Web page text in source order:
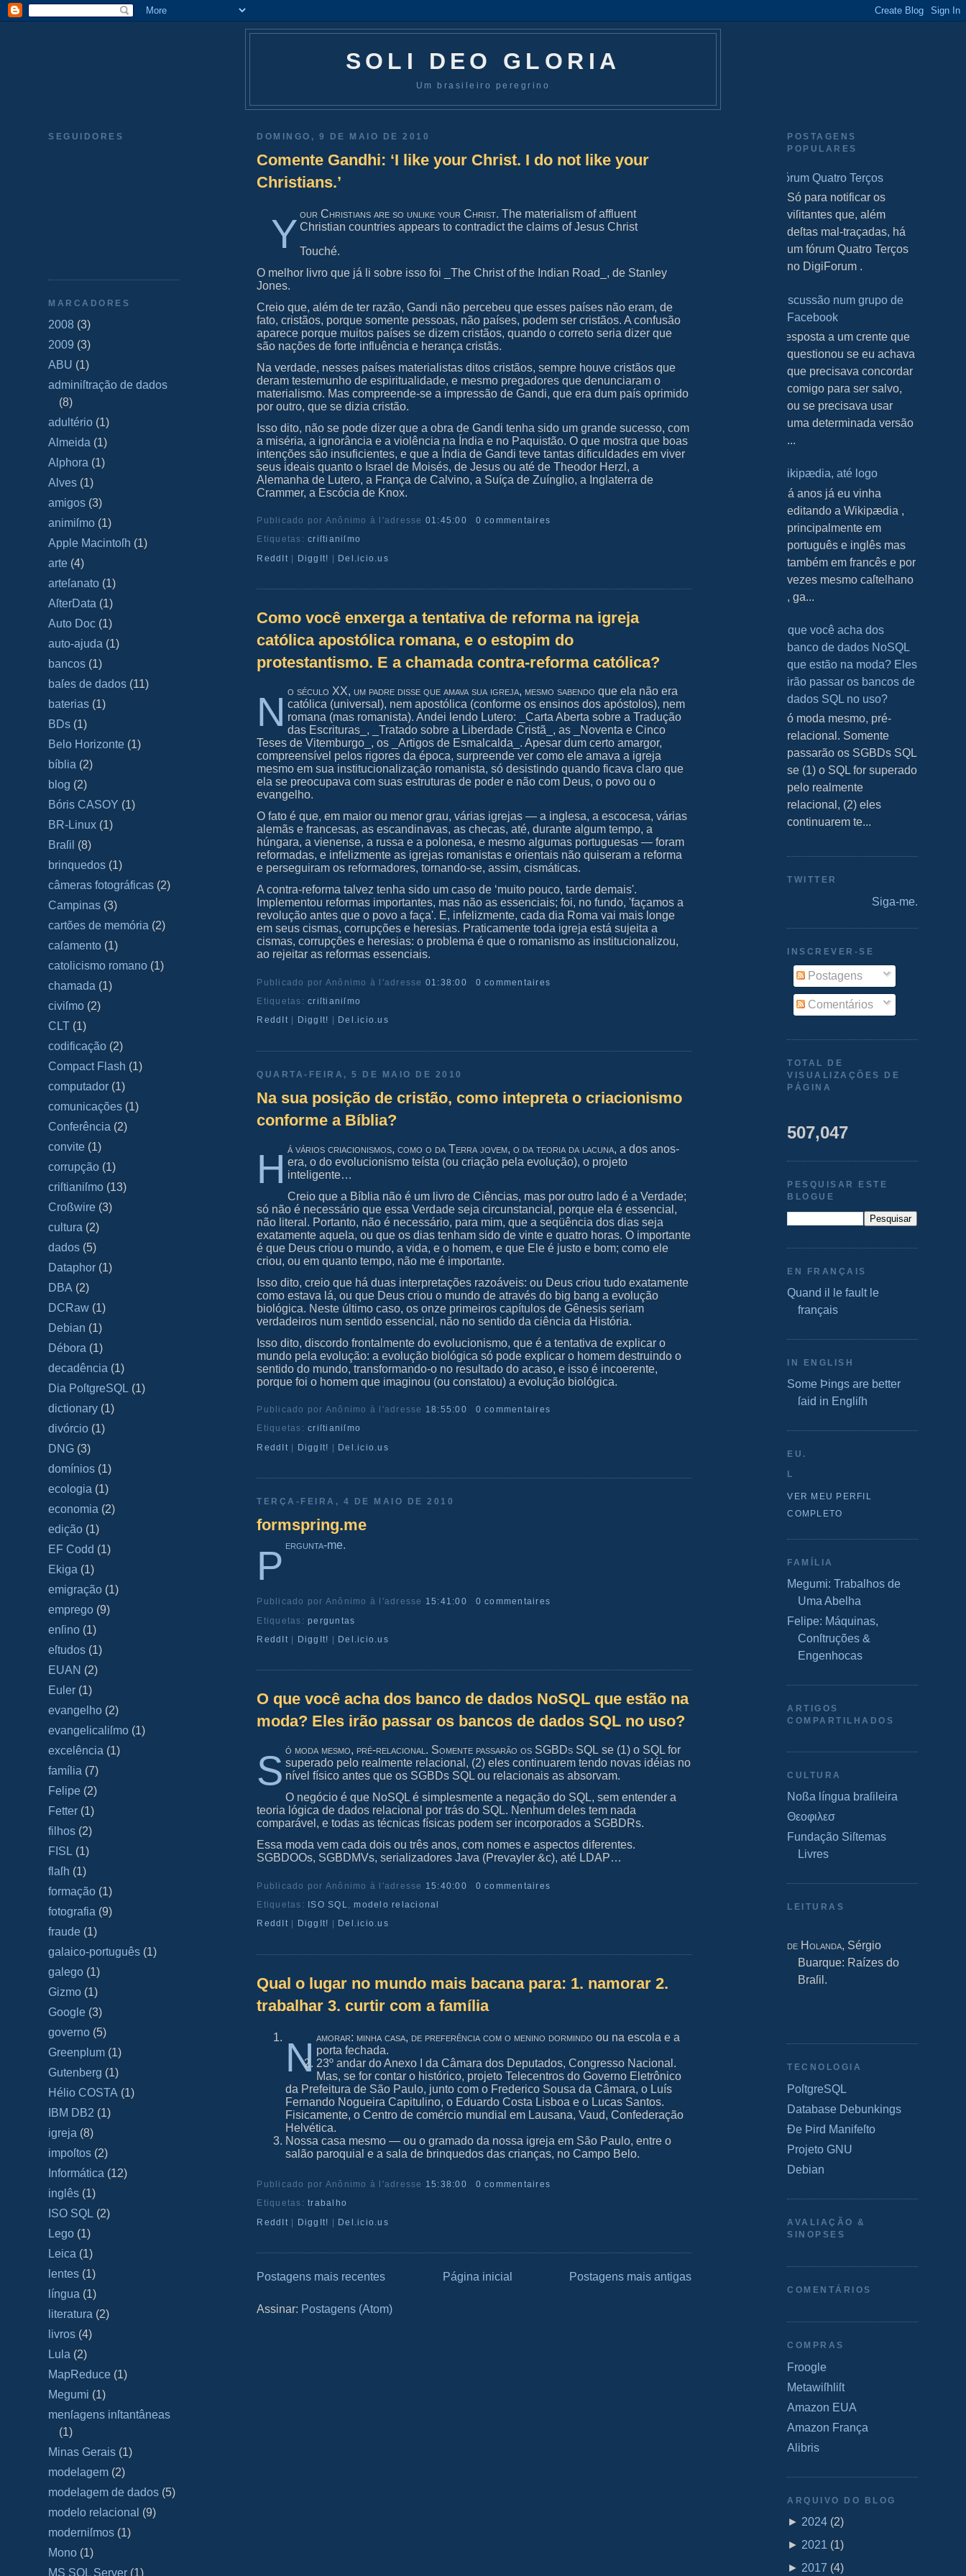
SOLI DEO GLORIA
Um brasileiro peregrino
SEGUIDORES
MARCADORES
2008 (3)
2009 (3)
ABU (1)
adminiſtração de dados
(8)
adultério (1)
Almeida (1)
Alphora (1)
Alves (1)
amigos (3)
animiſmo (1)
Apple Macintoſh (1)
arte (4)
arteſanato (1)
AſterData (1)
Auto Doc (1)
auto-ajuda (1)
bancos (1)
baſes de dados (11)
baterias (1)
BDs (1)
Belo Horizonte (1)
bíblia (2)
blog (2)
Bóris CASOY (1)
BR-Linux (1)
Braſil (8)
brinquedos (1)
câmeras fotográficas (2)
Campinas (3)
cartões de memória (2)
caſamento (1)
catolicismo romano (1)
chamada (1)
civiſmo (2)
CLT (1)
codificação (2)
Compact Flash (1)
computador (1)
comunicações (1)
Conferência (2)
convite (1)
corrupção (1)
criſtianiſmo (13)
Croßwire (3)
cultura (2)
dados (5)
Dataphor (1)
DBA (2)
DCRaw (1)
Debian (1)
Débora (1)
decadência (1)
Dia PoſtgreSQL (1)
dictionary (1)
divórcio (1)
DNG (3)
domínios (1)
ecologia (1)
economia (2)
edição (1)
EF Codd (1)
Ekiga (1)
emigração (1)
emprego (9)
enſino (1)
eſtudos (1)
EUAN (2)
Euler (1)
evangelho (2)
evangelicaliſmo (1)
excelência (1)
família (7)
Felipe (2)
Fetter (1)
filhos (2)
FISL (1)
flaſh (1)
formação (1)
fotografia (9)
fraude (1)
galaico‐português (1)
galego (1)
Gizmo (1)
Google (3)
governo (5)
Greenplum (1)
Gutenberg (1)
Hélio COSTA (1)
IBM DB2 (1)
igreja (8)
impoſtos (2)
Informática (12)
inglês (1)
ISO SQL (2)
Lego (1)
Leica (1)
lentes (1)
língua (1)
literatura (2)
livros (4)
Lula (2)
MapReduce (1)
Megumi (1)
menſagens inſtantâneas
(1)
Minas Gerais (1)
modelagem (2)
modelagem de dados (5)
modelo relacional (9)
moderniſmos (1)
Mono (1)
MS SQL Server (1)
DOMINGO, 9 DE MAIO DE 2010
Comente Gandhi: ‘I like your Christ. I do not like your
Christians.’
Y our Christians are so unlike your Christ. The materialism of affluent
Christian countries appears to contradict the claims of Jesus Christ
Touché.
O melhor livro que já li sobre isso foi _The Christ of the Indian Road_, de Stanley
Jones.
Creio que, além de ter razão, Gandi não percebeu que esses países não eram, de
fato, cristãos, porque somente pessoas, não países, podem ser cristãos. A confusão
aparece porque muitos países se dizem cristãos, quando o correto seria dizer que
são nações de forte influência e herança cristãs.
Na verdade, nesses países materialistas ditos cristãos, sempre houve cristãos que
deram testemunho de espiritualidade, e mesmo pregadores que denunciaram o
materialismo. Mas compreende-se a impressão de Gandi, que era dum país oprimido
por outro, que se dizia cristão.
Isso dito, não se pode dizer que a obra de Gandi tenha sido um grande sucesso, com
a miséria, a ignorância e a violência na Índia e no Paquistão. O que mostra que boas
intenções são insuficientes, e que a Índia de Gandi teve tantas dificuldades em viver
seus ideais quanto o Israel de Moisés, de Jesus ou até de Theodor Herzl, a
Alemanha de Lutero, a França de Calvino, a Suíça de Zuínglio, a Inglaterra de
Crammer, a Escócia de Knox.
Publicado por Anônimo à l'adresse 01:45:00
0 commentaires
Etiquetas:criſtianiſmo
ReddIt | DiggIt! | Del.icio.us
Como você enxerga a tentativa de reforma na igreja
católica apostólica romana, e o estopim do
protestantismo. E a chamada contra-reforma católica?
N o século XX, um padre disse que amava sua igreja, mesmo sabendo que ela não era
católica (universal), nem apostólica (conforme os ensinos dos apóstolos), nem
romana (mas romanista). Andei lendo Lutero: _Carta Aberta sobre a Tradução
das Escrituras_, _Tratado sobre a Liberdade Cristã_, as _Noventa e Cinco
Teses de Vitemburgo_, os _Artigos de Esmalcalda_. Apesar dum certo amargor,
compreensível pelos rigores da época, surpreende ver como ele amava a igreja
mesmo em sua institucionalização romanista, só desistindo quando ficava claro que
ela se preocupava com suas estruturas de poder e não com Deus, o povo ou o
evangelho.
O fato é que, em maior ou menor grau, várias igrejas — a inglesa, a escocesa, várias
alemãs e francesas, as escandinavas, as checas, até, durante algum tempo, a
húngara, a vienense, a russa e a polonesa, e mesmo algumas portuguesas — foram
reformadas, e infelizmente as igrejas romanistas e orientais não quiseram a reforma
e perseguiram os reformadores, tornando-se, assim, cismáticas.
A contra-reforma talvez tenha sido um caso de ‘muito pouco, tarde demais'.
Implementou reformas importantes, mas não as essenciais; foi, no fundo, 'façamos a
revolução antes que o povo a faça'. E, infelizmente, cada dia Roma vai mais longe
em seus cismas, corrupções e heresias. Praticamente toda igreja está sujeita a
cismas, corrupções e heresias: o problema é que o romanismo as institucionalizou,
ao rejeitar as reformas essenciais.
Publicado por Anônimo à l'adresse 01:38:00
0 commentaires
Etiquetas:criſtianiſmo
ReddIt| DiggIt! Del.icio.us
QUARTA-FEIRA, 5 DE MAIO DE 2010
Na sua posição de cristão, como intepreta o criacionismo
conforme a Bíblia?
H á vários criacionismos, como o da Terra jovem, o da teoria da lacuna, a dos anos-
era, o do evolucionismo teísta (ou criação pela evolução), o projeto
inteligente…
Creio que a Bíblia não é um livro de Ciências, mas por outro lado é a Verdade;
só não é necessário que essa Verdade seja circunstancial, porque ela é essencial,
não literal. Portanto, não é necessário, para mim, que a seqüência dos dias seja
exatamente aquela, ou que os dias tenham sido de vinte e quatro horas. O importante
é que Deus criou o mundo, a vida, e o homem, e que Ele é justo e bom; como ele
criou, ou em quanto tempo, não me é importante.
Isso dito, creio que há duas interpretações razoáveis: ou Deus criou tudo exatamente
como estava lá, ou que Deus criou o mundo de através do big bang a evolução
biológica. Neste último caso, os onze primeiros capítulos de Gênesis seriam
verdadeiros num sentido essencial, não no sentido da ciência da História.
Isso dito, discordo frontalmente do evolucionismo, que é a tentativa de explicar o
mundo pela evolução: a evolução biológica só pode explicar o homem destruindo o
sentido do mundo, transformando-o no resultado do acaso, e isso é incoerente,
porque foi o homem que imaginou (ou constatou) a evolução biológica.
Publicado por Anônimo à l'adresse 18:55:00
0 commentaires
Etiquetas:criſtianiſmo
ReddIt | DiggIt! | Del.icio.us
TERÇA-FEIRA, 4 DE MAIO DE 2010
formspring.me
P ergunta-me.
Publicado por Anônimo à l'adresse 15:41:00
0 commentaires
Etiquetas:perguntas
ReddIt| DiggIt! Del.icio.us
O que você acha dos banco de dados NoSQL que estão na
moda? Eles irão passar os bancos de dados SQL no uso?
S ó moda mesmo, pré-relacional. Somente passarão os SGBDs SQL se (1) o SQL for
superado pelo realmente relacional, (2) eles continuarem tendo novas idéias no
nível físico antes que os SGBDs SQL ou relacionais as absorvam.
O negócio é que NoSQL é simplesmente a negação do SQL, sem entender a
teoria lógica de dados relacional por trás do SQL. Nenhum deles tem nada
comparável, e todas as técnicas físicas podem ser incorporados a SGBDRs.
Essa moda vem cada dois ou três anos, com nomes e aspectos diferentes.
SGBDOOs, SGBDMVs, serializadores Java (Prevayler &c), até LDAP…
Publicado por Anônimo à l'adresse 15:40:00
0 commentaires
Etiquetas:
ISO SQL,modelo relacional
ReddIt| DiggIt! Del.icio.us
Qual o lugar no mundo mais bacana para: 1. namorar 2.
trabalhar 3. curtir com a família
N amorar: minha casa, de preferência com o menino dormindo ou na escola e a
porta fechada.
23º andar do Anexo I da Câmara dos Deputados, Congresso Nacional.
Mas, se for contar o histórico, projeto Telecentros do Governo Eletrônico
da Prefeitura de São Paulo, junto com o Frederico Sousa da Câmara, o Luís
Fernando Nogueira Capitulino, o Eduardo Costa Lisboa e o Lucas Santos.
Fisicamente, o Centro de comércio mundial em Lausana, Vaud, Confederação
Helvética.
Nossa casa mesmo — ou o gramado da nossa igreja em São Paulo, entre o
salão paroquial e a sala de brinquedos das crianças, no Campo Belo.
Publicado por Anônimo à l'adresse 15:38:00
0 commentaires
Etiquetas:trabalho
ReddIt| DiggIt! | Del.icio.us
Postagens mais recentes Postagens mais antigas
Página inicial
Assinar: Postagens (Atom)
POSTAGENS
POPULARES
Fórum Quatro Terços
S Só para notificar os
viſitantes que, além
deſtas mal-traçadas, há
um fórum Quatro Terços
no DigiForum .
Discussão num grupo de
Facebook
Resposta a um crente que
questionou se eu achava
que precisava concordar
comigo para ser salvo,
ou se precisava usar
uma determinada versão
...
Wikipædia, até logo
H á anos já eu vinha
editando a Wikipædia ,
principalmente em
português e inglês mas
também em francês e por
vezes mesmo caſtelhano
, ga...
O que você acha dos
banco de dados NoSQL
que estão na moda? Eles
irão passar os bancos de
dados SQL no uso?
S ó moda mesmo, pré-
relacional. Somente
passarão os SGBDs SQL
se (1) o SQL for superado
pelo realmente
relacional, (2) eles
continuarem te...
TWITTER
Siga-me.
INSCREVER-SE
Postagens
Comentários
TOTAL DE
VISUALIZAÇÕES DE
PÁGINA
507,047
PESQUISAR ESTE
BLOGUE
EN FRANÇAIS
Quand il le fault le
français
IN ENGLISH
Some Þings are better
ſaid in Engliſh
EU.
L
VER MEU PERFIL
COMPLETO
FAMÍLIA
Megumi: Trabalhos de
Uma Abelha
Felipe: Máquinas,
Conſtruções &
Engenhocas
ARTIGOS
COMPARTILHADOS
CULTURA
Noßa língua braſileira
Θεοφιλεσ
Fundação Siſtemas
Livres
LEITURAS
de Holanda, Sérgio
Buarque: Raízes do
Braſil.
TECNOLOGIA
PoſtgreSQL
Database Debunkings
Ðe Þird Manifeſto
Projeto GNU
Debian
AVALIAÇÃO &
SINOPSES
COMENTÁRIOS
COMPRAS
Froogle
Metawiſhliſt
Amazon EUA
Amazon França
Alibris
ARQUIVO DO BLOG
► 2024 (2)
► 2021 (1)
► 2017 (4)